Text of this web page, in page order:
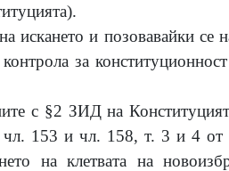
искането и позовавайки се
за
с §2 ЗИД на
153 и чл. 158, т. 3 и 4 от
на клетвата на